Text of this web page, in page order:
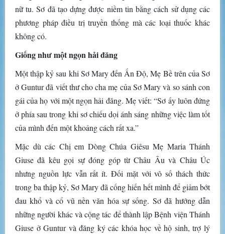
nữ tu. Sơ đã tạo dựng được niềm tin bằng cách sử dụng các
phương pháp điều trị truyền thống mà các loại thuốc khác
không có.
Giống như một ngọn hải đăng
Một thập kỷ sau khi Sơ Mary đến Ấn Độ, Mẹ Bề trên của Sơ
ở Guntur đã viết thư cho cha mẹ của Sơ Mary và so sánh con
gái của họ với một ngọn hải đăng. Mẹ viết: “Sơ ấy luôn đứng
ở phía sau trong khi sơ chiếu dọi ánh sáng những việc làm tốt
của mình đến một khoảng cách rất xa.”
Mặc dù các Chị em Dòng Chúa Giêsu Mẹ Maria Thánh
Giuse đã kêu gọi sự đóng góp từ Châu Âu và Châu Úc
nhưng nguồn lực vẫn rất ít. Đối mặt với vô số thách thức
trong ba thập kỷ, Sơ Mary đã cống hiến hết mình để giảm bớt
đau khổ và cổ vũ nền văn hóa sự sống. Sơ đã hướng dẫn
những người khác và cộng tác để thành lập Bệnh viện Thánh
Giuse ở Guntur và đăng ký các khóa học về hộ sinh, trợ lý